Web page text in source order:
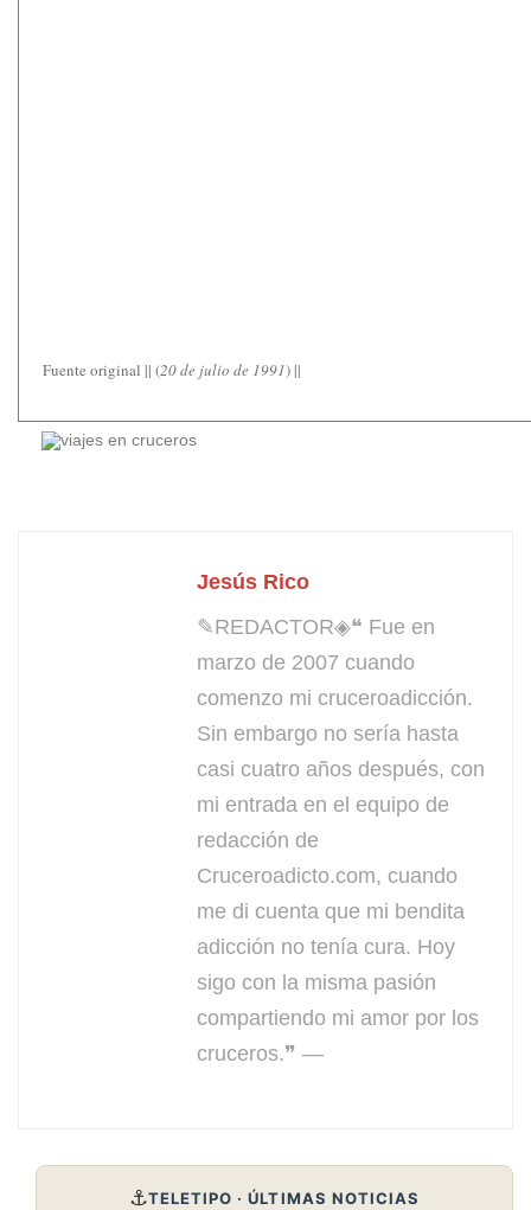
Fuente original || (20 de julio de 1991) ||
Jesús Rico
✎REDACTOR◈❝ Fue en
marzo de 2007 cuando
comenzo mi cruceroadicción.
Sin embargo no sería hasta
casi cuatro años después, con
mi entrada en el equipo de
redacción de
Cruceroadicto.com, cuando
me di cuenta que mi bendita
adicción no tenía cura. Hoy
sigo con la misma pasión
compartiendo mi amor por los
cruceros.❞ —
⚓TELETIPO · ÚLTIMAS NOTICIAS